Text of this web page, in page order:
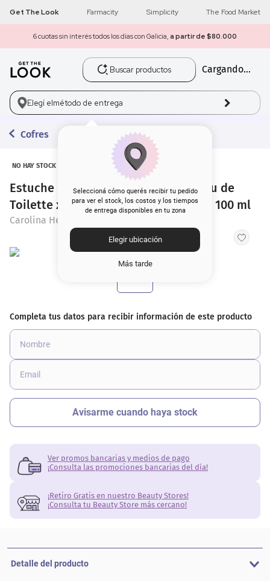
Get The Look Farmacity Simplicity The Food Market
6 cuotas sin interés todos los días con Galicia, a partir de $80.000
Buscar productos
Cargando...
Elegí elmétodo de entrega
Seleccioná cómo querés recibir tu pedido
para ver el stock, los costos y los tiempos
de entrega disponibles en tu zona
Elegir ubicación
Más tarde
Cofres
NO HAY STOCK
Estuche Carolina Herrera 212 Men Eau de
Toilette x 100 ml +After Shower Gel x 100 ml
Carolina Herrera
Ver promos bancarias y medios de pago
¡Consulta las promociones bancarias del día!
¡Retiro Gratis en nuestro Beauty Stores!
¡Consulta tu Beauty Store más cercano!
Detalle del producto
1 get the look
2 máscara pestañas
3.
5. corrector
rubor
10. cher